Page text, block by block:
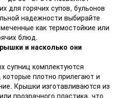
для горячих супов, бульонов
надежности выбирайте
как термостойкие или
блюд.
и насколько они
супниц комплектуются
плотно прилегают и
Крышки изготавливаются из
прозрачного пластика, что